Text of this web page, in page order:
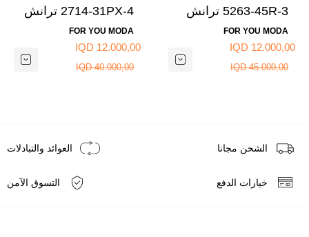
5263-45R-3 ترانش
كوت مطري ساده
مبطن- بيج
FOR YOU MODA
12.000,00 IQD
45.000,00 IQD
2714-31PX-4 ترانش
كوت مبطن مع حزام -
جوزي
FOR YOU MODA
12.000,00 IQD
40.000,00 IQD
الشحن مجانا العوائد والتبادلات
خيارات الدفع التسوق الآمن